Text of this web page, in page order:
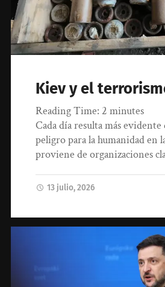
Kiev y el
Reading Time: 2 minutes
Cada día resulta más
peligro para la humanidad en
proviene de organizaciones
13 julio, 2026